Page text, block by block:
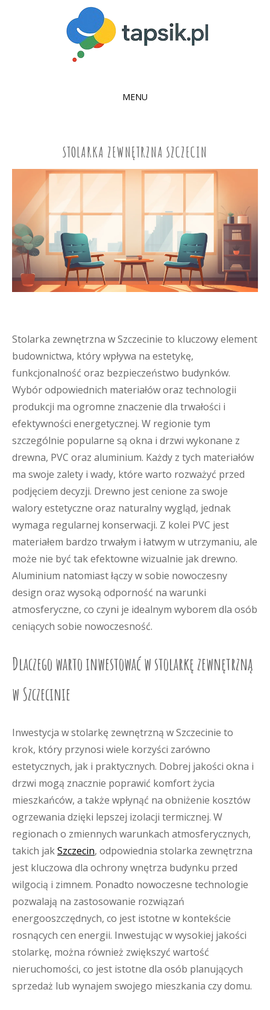
MENU
STOLARKA ZEWNĘTRZNA SZCZECIN
Stolarka zewnętrzna w Szczecinie to kluczowy element
budownictwa, który wpływa na estetykę,
funkcjonalność oraz bezpieczeństwo budynków.
Wybór odpowiednich materiałów oraz technologii
produkcji ma ogromne znaczenie dla trwałości i
efektywności energetycznej. W regionie tym
szczególnie popularne są okna i drzwi wykonane z
drewna, PVC oraz aluminium. Każdy z tych materiałów
ma swoje zalety i wady, które warto rozważyć przed
podjęciem decyzji. Drewno jest cenione za swoje
walory estetyczne oraz naturalny wygląd, jednak
wymaga regularnej konserwacji. Z kolei PVC jest
materiałem bardzo trwałym i łatwym w utrzymaniu, ale
może nie być tak efektowne wizualnie jak drewno.
Aluminium natomiast łączy w sobie nowoczesny
design oraz wysoką odporność na warunki
atmosferyczne, co czyni je idealnym wyborem dla osób
ceniących sobie nowoczesność.
Dlaczego warto inwestować w stolarkę zewnętrzną
w Szczecinie
Inwestycja w stolarkę zewnętrzną w Szczecinie to
krok, który przynosi wiele korzyści zarówno
estetycznych, jak i praktycznych. Dobrej jakości okna i
drzwi mogą znacznie poprawić komfort życia
mieszkańców, a także wpłynąć na obniżenie kosztów
ogrzewania dzięki lepszej izolacji termicznej. W
regionach o zmiennych warunkach atmosferycznych,
takich jakSzczecin, odpowiednia stolarka zewnętrzna
jest kluczowa dla ochrony wnętrza budynku przed
wilgocią i zimnem. Ponadto nowoczesne technologie
pozwalają na zastosowanie rozwiązań
energooszczędnych, co jest istotne w kontekście
rosnących cen energii. Inwestując w wysokiej jakości
stolarkę, można również zwiększyć wartość
nieruchomości, co jest istotne dla osób planujących
sprzedaż lub wynajem swojego mieszkania czy domu.